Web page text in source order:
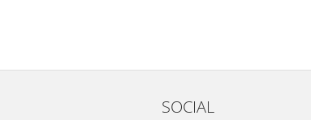
SOCIAL